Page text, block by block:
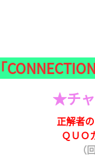
「
★チ
正解者
ＱＵＯ
（